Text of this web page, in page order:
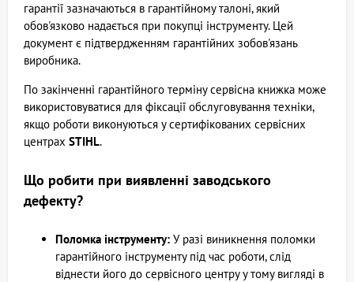
гарантії зазначаються в гарантійному талоні, який
обов'язково надається при покупці інструменту. Цей
документ є підтвердженням гарантійних зобов'язань
виробника.
По закінченні гарантійного терміну сервісна книжка може
використовуватися для фіксації обслуговування техніки,
якщо роботи виконуються у сертифікованих сервісних
центрах STIHL.
Що робити при виявленні заводського
дефекту?
Поломка інструменту: У разі виникнення поломки
гарантійного інструменту під час роботи, слід
віднести його до сервісного центру у тому вигляді в